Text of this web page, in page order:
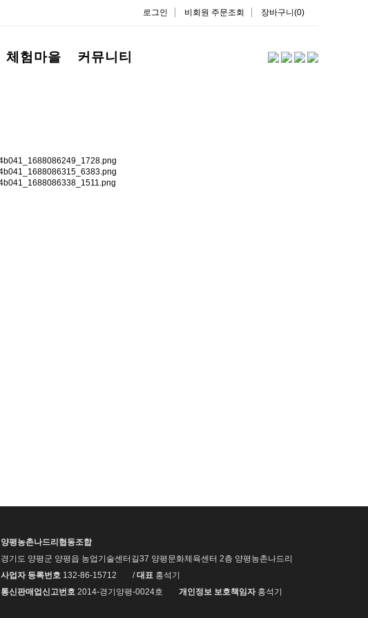
로그인 비회원 주문조회 장바구니(0)
체험마을 커뮤니티
양평농촌나드리협동조합
경기도 양평군 양평읍 농업기술센터길37 양평문화체육센터 2층 양평농촌나드리
사업자 등록번호 132-86-15712 /대표 홍석기
통신판매업신고번호 2014-경기양평-0024호 개인정보 보호책임자홍석기